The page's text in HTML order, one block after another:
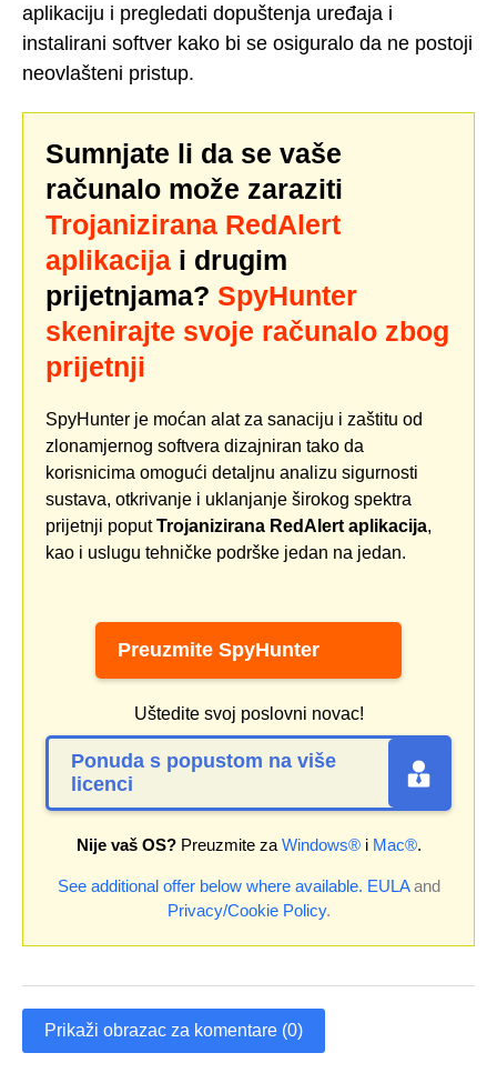
aplikaciju i pregledati dopuštenja uređaja i
instalirani softver kako bi se osiguralo da ne postoji
neovlašteni pristup.
Sumnjate li da se vaše
računalo može zaraziti
Trojanizirana RedAlert
aplikacija i drugim
prijetnjama? SpyHunter
skenirajte svoje računalo zbog
prijetnji
SpyHunter je moćan alat za sanaciju i zaštitu od
zlonamjernog softvera dizajniran tako da
korisnicima omogući detaljnu analizu sigurnosti
sustava, otkrivanje i uklanjanje širokog spektra
prijetnji poputTrojanizirana RedAlert aplikacija,
kao i uslugu tehničke podrške jedan na jedan.
Preuzmite SpyHunter
Uštedite svoj poslovni novac!
Ponuda s popustom na više
licenci
Nije vaš OS?Preuzmite zaWindows®i Mac®.
See additional offer below where available. EULAand
Privacy/Cookie Policy.
Prikaži obrazac za komentare (0)